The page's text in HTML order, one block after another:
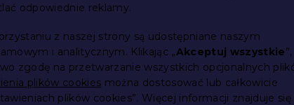
odpowiednie reklamy.
z naszej strony są udostępniane naszym
i analitycznym. Klikając „Akceptuj wszystkie”,
zgodę na przetwarzanie wszystkich opcjonalnych
plików cookies można dostosować lub całkowicie
plików cookies”. Więcej informacji znajduje się